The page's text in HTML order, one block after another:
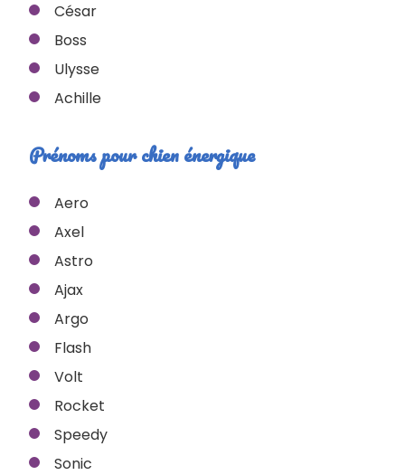
César
Boss
Ulysse
Achille
Prénoms pour chien énergique
Aero
Axel
Astro
Ajax
Argo
Flash
Volt
Rocket
Speedy
Sonic